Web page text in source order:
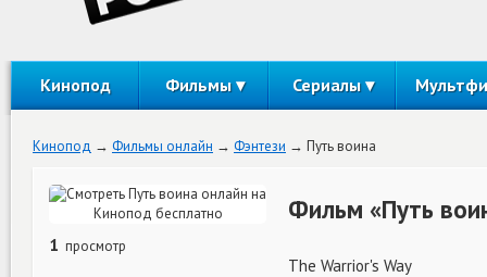
Кинопод Фильмы Сериалы
Кинопод Фильмы онлайн Фэнтези Путь воина
1 просмотр
Фильм «Путь
The Warrior's Way